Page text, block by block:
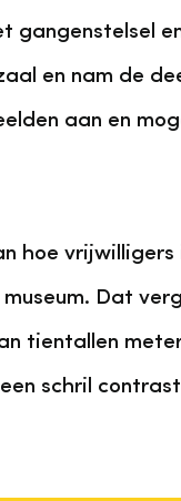
gangenstelsel
en nam de
aan en
hoe
Dat
tientallen
schril